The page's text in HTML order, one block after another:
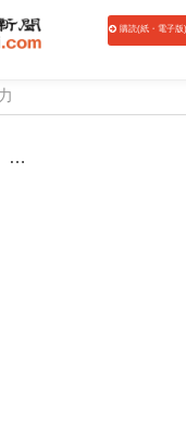
購読(紙・電子版
【PR】ホテル森の風那須